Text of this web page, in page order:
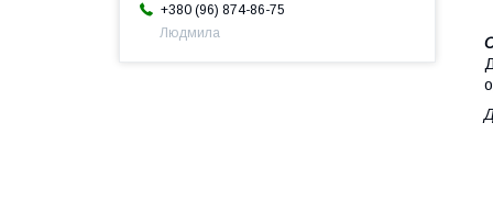
+380 (96) 874-86-75
Людмила